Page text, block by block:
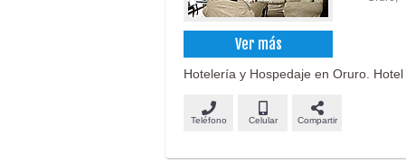
Ver más
Hotelería y Hospedaje en Oruro.
Teléfono Celular Compartir